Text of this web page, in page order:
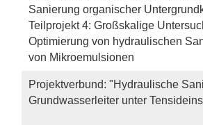
Sanierung organischer
Teilprojekt 4: Großskalige
Optimierung von hydraulischen
von Mikroemulsionen
Projektverbund: "Hydraulische
Grundwasserleiter unter